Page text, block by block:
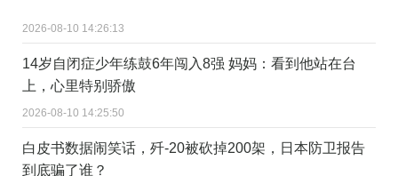
2026-08-10 14:26:13
14岁自闭症少年练鼓6年闯入8强 妈妈：看到他站在台
上，心里特别骄傲
2026-08-10 14:25:50
白皮书数据闹笑话，歼-20被砍掉200架，日本防卫报告
到底骗了谁？